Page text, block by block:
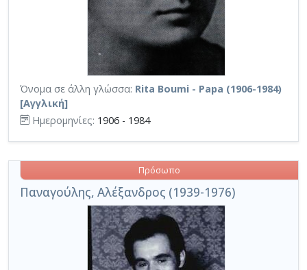
Όνομα σε άλλη γλώσσα: Rita Boumi - Papa (1906-1984)
[Αγγλική]
Ημερομηνίες: 1906 - 1984
Παναγούλης, Αλέξανδρος (1939-1976)
Πρόσωπο